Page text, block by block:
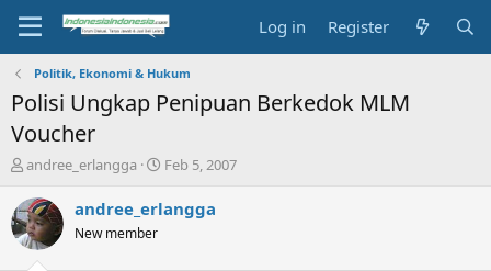
Log in Register
Politik, Ekonomi & Hukum
Polisi Ungkap Penipuan Berkedok MLM
Voucher
T
r
e
a
andree_erlangga
S
a
Feb 5, 2007
andree_erlangga
New member